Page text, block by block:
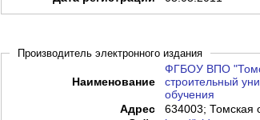
Производитель электронного издания
Наименование
ФГБОУ ВПО
строительный
обучения
Адрес
634003; Томская